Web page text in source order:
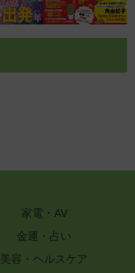
家電・AV
金運・占い
美容・ヘルスケア